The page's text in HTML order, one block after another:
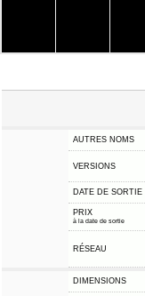
AUTRES NOMS
VERSIONS
DATE DE SORTIE
PRIX
à la date de sortie
RÉSEAU
DIMENSIONS